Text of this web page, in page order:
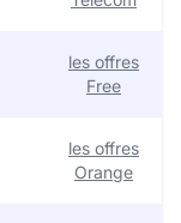
les offres
Free
les offres
Orange